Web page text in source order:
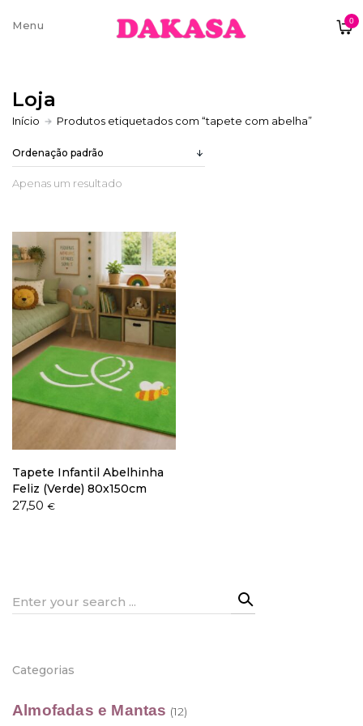
0
Sobre nós
Contatos e moradas
Trocas e Devoluções
Termos e condições
Política de Privacidade
Loja
Início Produtos etiquetados com “tapete com abelha”
Apenas um resultado
Tapete Infantil Abelhinha
Feliz (Verde) 80x150cm
27,50 €
Search
Categorias
Almofadas e Mantas (12)